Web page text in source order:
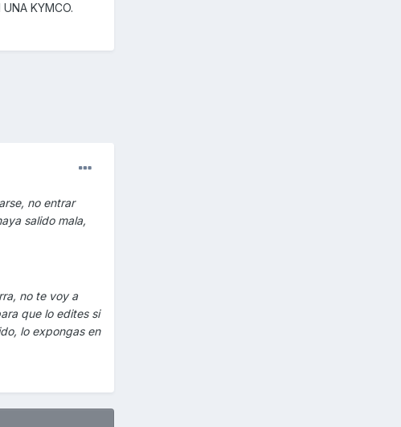
KYMCO.
no entrar
salido mala,
no te voy a
que lo edites si
lo expongas en